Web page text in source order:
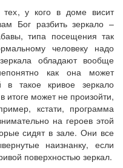
у кого в доме висит
Бог разбить зеркало –
типа посещения так
человеку надо
обладают вообще
как она может
в такое кривое зеркало
итоге может не произойти,
кстати, программа
на героев этой
сидят в зале. Они все
наизнанку, если
поверхностью зеркал.